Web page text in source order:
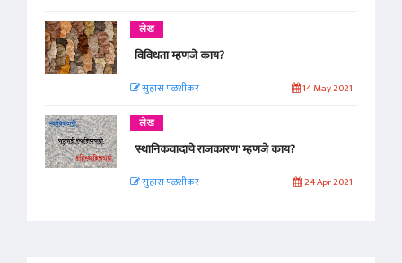
लेख
विविधता म्हणजे काय?
सुहास पळशीकर 14 May 2021
लेख
'स्थानिकवादाचे राजकारण' म्हणजे काय?
सुहास पळशीकर 24 Apr 2021